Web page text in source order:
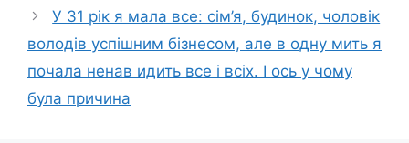
У 31 рік я мала все: сім’я, будинок, чоловік
володів успішним бізнесом, але в одну мить я
почала ненав идить все і всіх. І ось у чому
була причина